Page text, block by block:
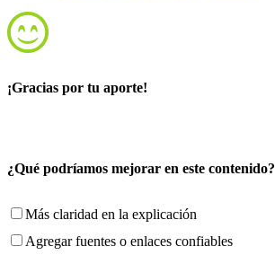
¡Gracias por tu aporte!
¿Qué podríamos mejorar en este contenido?
Más claridad en la explicación
Agregar fuentes o enlaces confiables